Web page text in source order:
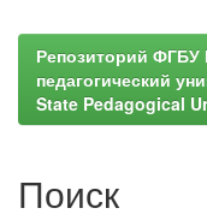
Репозиторий ФГБУ
педагогический
State Pedagogical
Поиск